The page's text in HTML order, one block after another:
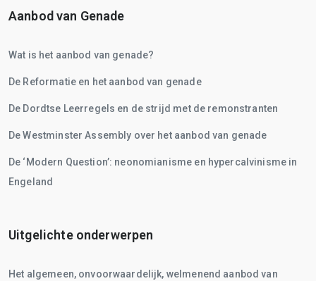
Aanbod van Genade
Wat is het aanbod van genade?
De Reformatie en het aanbod van genade
De Dordtse Leerregels en de strijd met de remonstranten
De Westminster Assembly over het aanbod van genade
De ‘Modern Question’: neonomianisme en hypercalvinisme in
Engeland
Uitgelichte onderwerpen
Het algemeen, onvoorwaardelijk, welmenend aanbod van